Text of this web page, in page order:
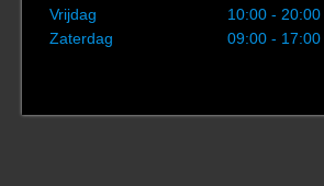
Vrijdag
10:00 - 20:00
Zaterdag
09:00 - 17:00